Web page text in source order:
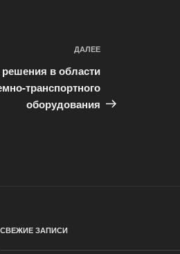
ДАЛЕЕ
в области
транспортного
оборудования
СВЕЖИЕ ЗАПИСИ